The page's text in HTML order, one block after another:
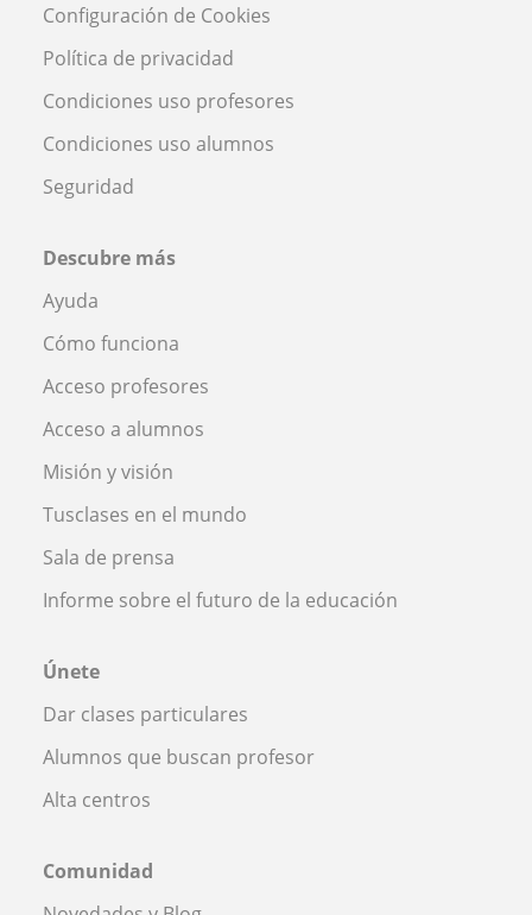
Configuración de Cookies
Política de privacidad
Condiciones uso profesores
Condiciones uso alumnos
Seguridad
Descubre más
Ayuda
Cómo funciona
Acceso profesores
Acceso a alumnos
Misión y visión
Tusclases en el mundo
Sala de prensa
Informe sobre el futuro de la educación
Únete
Dar clases particulares
Alumnos que buscan profesor
Alta centros
Comunidad